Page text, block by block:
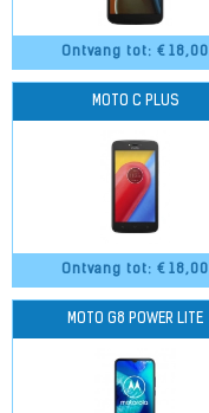
Ontvang tot: € 18,00
Ontvang tot: € 18,00
MOTO C PLUS
MOTO G8 POWER LITE